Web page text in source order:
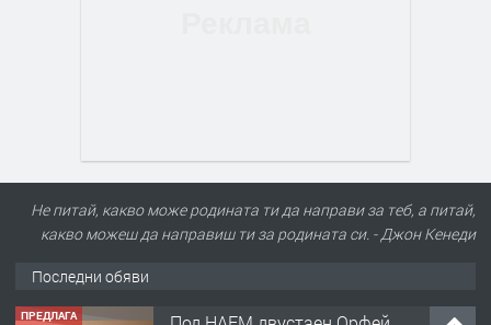
Не питай, какво може родината ти да направи за теб, а питай,
какво можеш да направиш ти за родината си. - Джон Кенеди
Последни обяви